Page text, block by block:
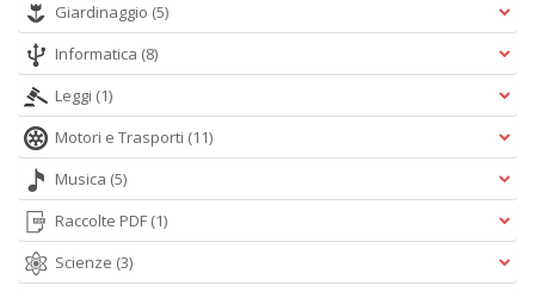
Giardinaggio (5)
Informatica (8)
Leggi (1)
Motori e Trasporti (11)
Musica (5)
Raccolte PDF (1)
Scienze (3)